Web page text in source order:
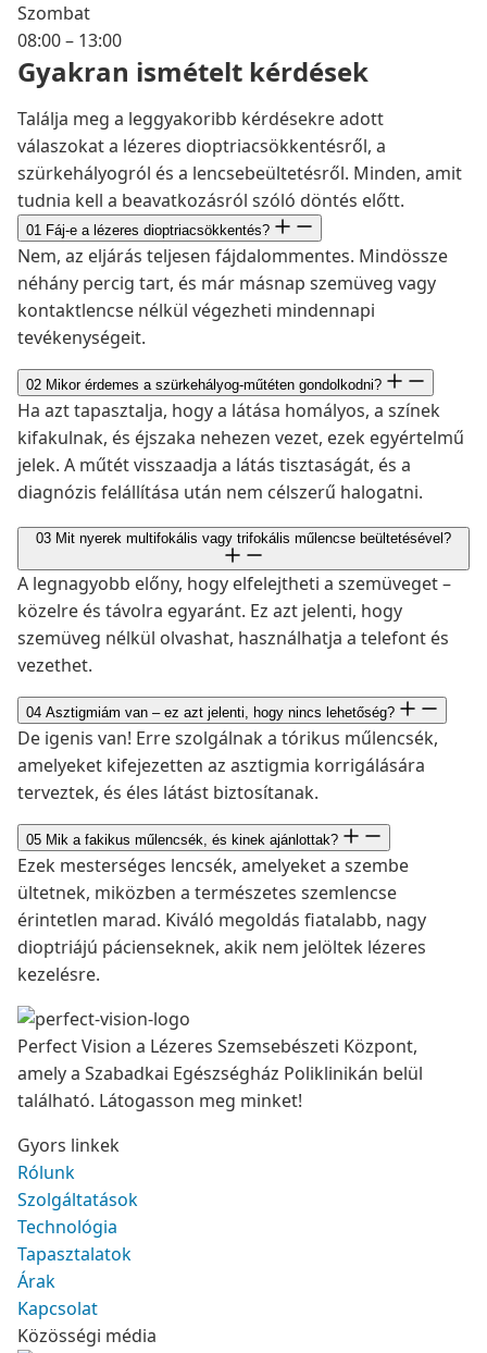
Szombat
08:00 – 13:00
Gyakran ismételt kérdések
Találja meg a leggyakoribb kérdésekre adott
válaszokat a lézeres dioptriacsökkentésről, a
szürkehályogról és a lencsebeültetésről. Minden, amit
tudnia kell a beavatkozásról szóló döntés előtt.
01 Fáj-e a lézeres dioptriacsökkentés?
Nem, az eljárás teljesen fájdalommentes. Mindössze
néhány percig tart, és már másnap szemüveg vagy
kontaktlencse nélkül végezheti mindennapi
tevékenységeit.
02 Mikor érdemes a szürkehályog-műtéten gondolkodni?
Ha azt tapasztalja, hogy a látása homályos, a színek
kifakulnak, és éjszaka nehezen vezet, ezek egyértelmű
jelek. A műtét visszaadja a látás tisztaságát, és a
diagnózis felállítása után nem célszerű halogatni.
03 Mit nyerek multifokális vagy trifokális műlencse beültetésével?
A legnagyobb előny, hogy elfelejtheti a szemüveget –
közelre és távolra egyaránt. Ez azt jelenti, hogy
szemüveg nélkül olvashat, használhatja a telefont és
vezethet.
04 Asztigmiám van – ez azt jelenti, hogy nincs lehetőség?
De igenis van! Erre szolgálnak a tórikus műlencsék,
amelyeket kifejezetten az asztigmia korrigálására
terveztek, és éles látást biztosítanak.
05 Mik a fakikus műlencsék, és kinek ajánlottak?
Ezek mesterséges lencsék, amelyeket a szembe
ültetnek, miközben a természetes szemlencse
érintetlen marad. Kiváló megoldás fiatalabb, nagy
dioptriájú pácienseknek, akik nem jelöltek lézeres
kezelésre.
Perfect Vision a Lézeres Szemsebészeti Központ,
amely a Szabadkai Egészségház Poliklinikán belül
található. Látogasson meg minket!
Gyors linkek
Rólunk
Szolgáltatások
Technológia
Tapasztalatok
Árak
Kapcsolat
Közösségi média